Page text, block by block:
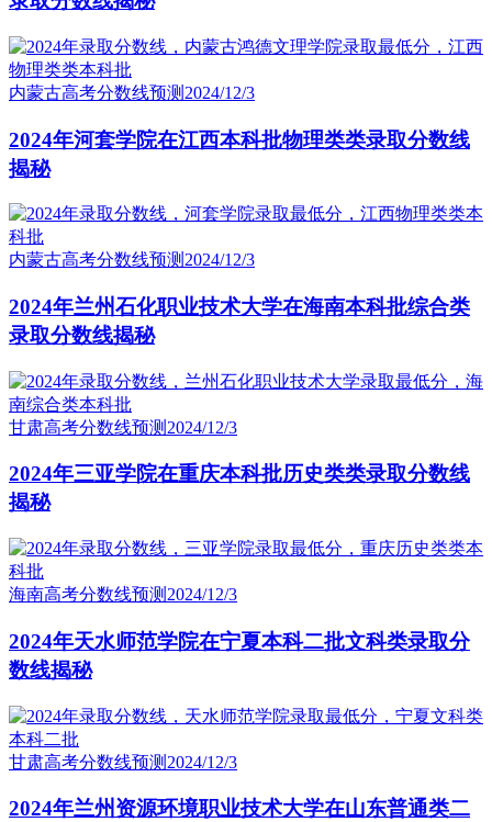
内蒙古高考分数线预测 2024/12/3
2024年河套学院在江西本科批物理类类录取分数线
揭秘
内蒙古高考分数线预测 2024/12/3
2024年兰州石化职业技术大学在海南本科批综合类
录取分数线揭秘
甘肃高考分数线预测 2024/12/3
2024年三亚学院在重庆本科批历史类类录取分数线
揭秘
海南高考分数线预测 2024/12/3
2024年天水师范学院在宁夏本科二批文科类录取分
数线揭秘
甘肃高考分数线预测 2024/12/3
2024年兰州资源环境职业技术大学在山东普通类二